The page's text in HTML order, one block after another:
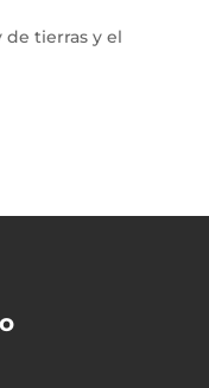
tierras y el